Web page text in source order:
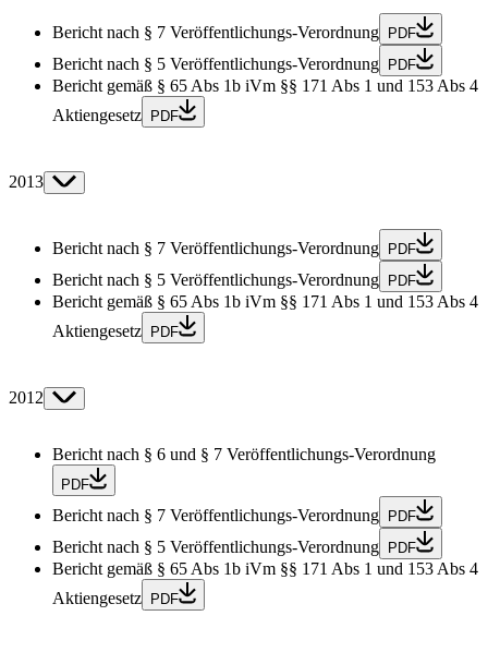
Bericht nach § 7 Veröffentlichungs-Verordnung PDF
Bericht nach § 5 Veröffentlichungs-Verordnung PDF
Bericht gemäß § 65 Abs 1b iVm §§ 171 Abs 1 und 153 Abs 4
Aktiengesetz
PDF
2013
Bericht nach § 7 Veröffentlichungs-Verordnung PDF
Bericht nach § 5 Veröffentlichungs-Verordnung PDF
Bericht gemäß § 65 Abs 1b iVm §§ 171 Abs 1 und 153 Abs 4
Aktiengesetz
PDF
2012
Bericht nach § 6 und § 7 Veröffentlichungs-Verordnung
PDF
Bericht nach § 7 Veröffentlichungs-Verordnung PDF
Bericht nach § 5 Veröffentlichungs-Verordnung PDF
Bericht gemäß § 65 Abs 1b iVm §§ 171 Abs 1 und 153 Abs 4
Aktiengesetz
PDF